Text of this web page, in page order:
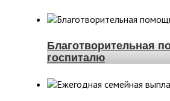
Благотворительная
госпиталю